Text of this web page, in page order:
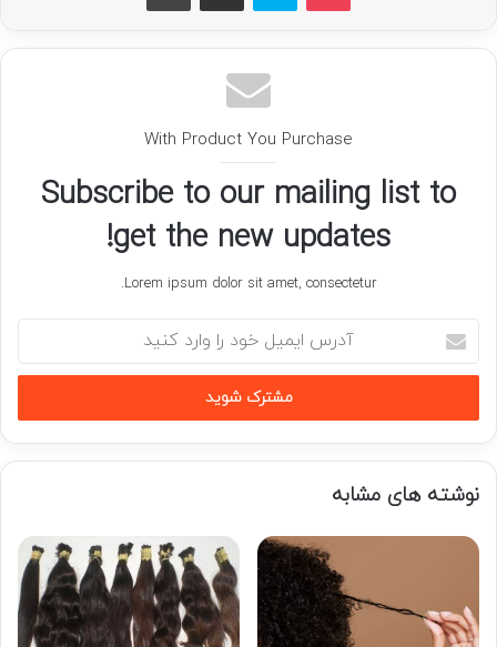
With Product You Purchase
Subscribe to our mailing list to
get the new updates!
Lorem ipsum dolor sit amet, consectetur.
آدرس
ایمیل
خود
وارد
کنید
نوشته های مشابه